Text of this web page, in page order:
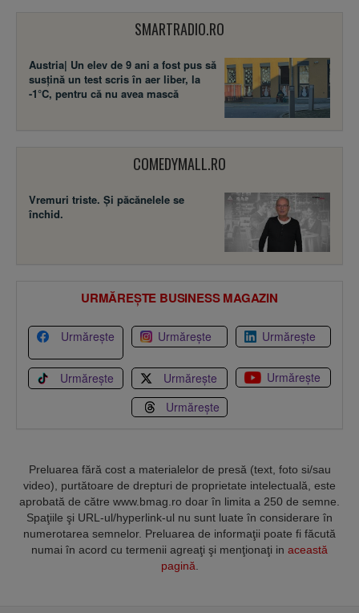
SMARTRADIO.RO
Austria| Un elev de 9 ani a fost pus să
susţină un test scris în aer liber, la
-1°C, pentru că nu avea mască
COMEDYMALL.RO
Vremuri triste. Şi păcănelele se
închid.
URMĂREȘTE BUSINESS MAGAZIN
Urmărește Urmărește Urmărește
Urmărește Urmărește
Urmărește
Urmărește
Preluarea fără cost a materialelor de presă (text, foto si/sau
video), purtătoare de drepturi de proprietate intelectuală, este
aprobată de către www.bmag.ro doar în limita a 250 de semne.
Spaţiile şi URL-ul/hyperlink-ul nu sunt luate în considerare în
numerotarea semnelor. Preluarea de informaţii poate fi făcută
numai în acord cu termenii agreaţi şi menţionaţi in această
pagină.